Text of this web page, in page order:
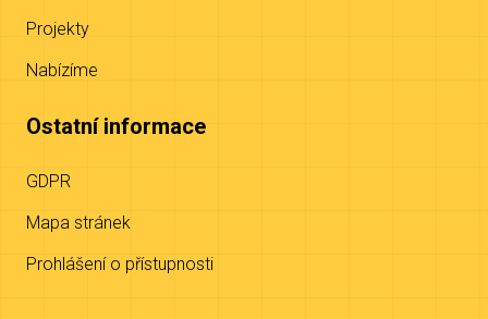
Projekty
Nabízíme
Ostatní informace
GDPR
Mapa stránek
Prohlášení o přístupnosti